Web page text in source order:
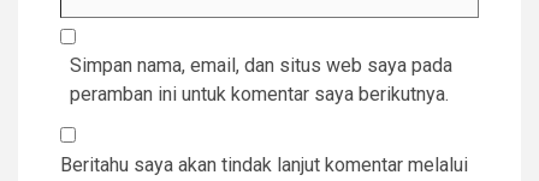
Simpan nama, email, dan situs web saya pada
peramban ini untuk komentar saya berikutnya.
Beritahu saya akan tindak lanjut komentar melalui